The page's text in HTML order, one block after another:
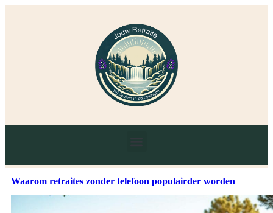
Waarom retraites zonder telefoon populairder worden